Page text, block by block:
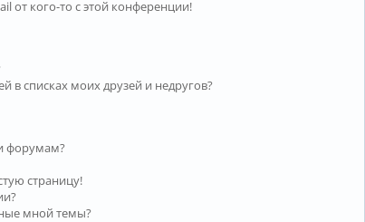
от кого-то с этой конференции!
в списках моих друзей и недругов?
форумам?
страницу!
мной темы?